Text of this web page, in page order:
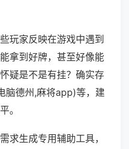
玩家反映在游戏中遇到
拿到好牌，甚至好像能
疑是不是有挂？确实存
脑德州,麻将app)等，建
。
求生成专用辅助工具，